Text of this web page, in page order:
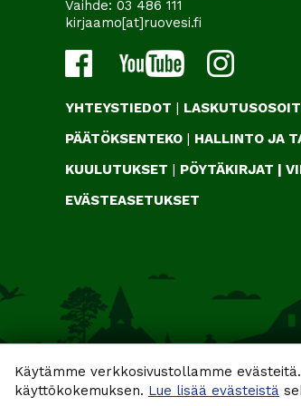
Käytämme verkkosivustollamme
käyttökokemuksen. Lue lisää evästeistä
Vaihde: 03 486 111
kirjaamo[at]ruovesi.fi
YHTEYSTIEDOT |
PÄÄTÖKSENTEKO | HALLINTO JA
KUULUTUKSET | PÖYTÄKIRJAT |
EVÄSTEASETUKSET